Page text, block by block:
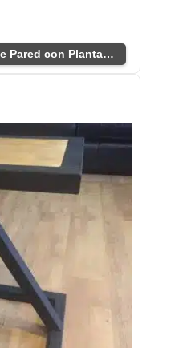
Estante Moderno de Pared con Plantas Elegantes